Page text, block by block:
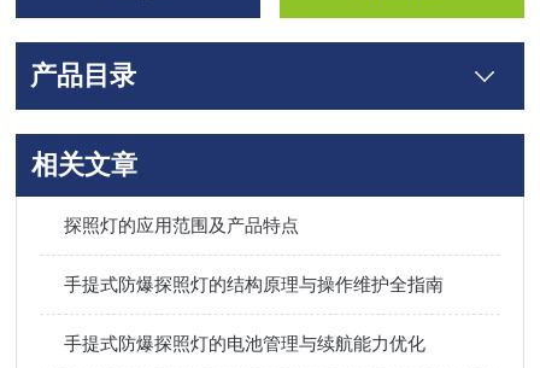
产品目录
相关文章
探照灯的应用范围及产品特点
手提式防爆探照灯的结构原理与操作维护全指南
手提式防爆探照灯的电池管理与续航能力优化